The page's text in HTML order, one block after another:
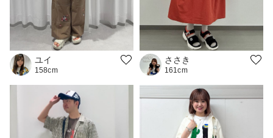
ユイ
158cm
ささき
161cm